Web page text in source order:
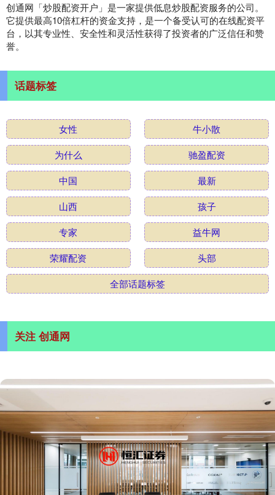
创通网「炒股配资开户」是一家提供低息炒股配资服务的公司。
它提供最高10倍杠杆的资金支持，是一个备受认可的在线配资平
台，以其专业性、安全性和灵活性获得了投资者的广泛信任和赞
誉。
话题标签
女性
牛小散
为什么
驰盈配资
中国
最新
山西
孩子
专家
益牛网
荣耀配资
头部
全部话题标签
关注 创通网